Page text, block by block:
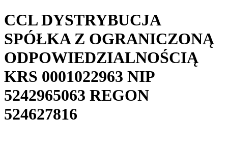
CCL DYSTRYBUCJA
SPÓŁKA Z OGRANICZONĄ
ODPOWIEDZIALNOŚCIĄ
KRS 0001022963 NIP
5242965063 REGON
524627816